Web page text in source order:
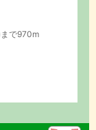
で970m